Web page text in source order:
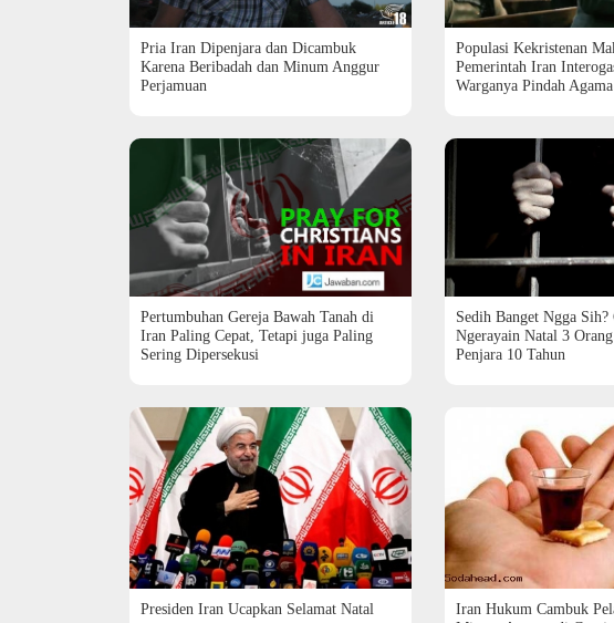
Pria Iran Dipenjara dan Dicambuk
Karena Beribadah dan Minum Anggur
Perjamuan
Populasi Kekristenan
Pemerintah Iran
Warganya Pindah Agama
Pertumbuhan Gereja Bawah Tanah di
Iran Paling Cepat, Tetapi juga Paling
Sering Dipersekusi
Sedih Banget Ngga Sih?
Ngerayain Natal 3
Penjara 10 Tahun
Presiden Iran Ucapkan Selamat Natal
Iran Hukum Cambuk